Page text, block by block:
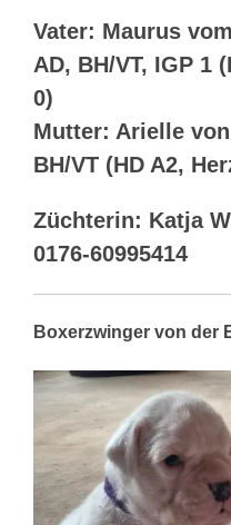
Vater: Maurus
AD, BH/VT, IGP 1
0)
Mutter: Arielle
BH/VT (HD A2,
Züchterin: Katja
0176-60995414
Boxerzwinger von der